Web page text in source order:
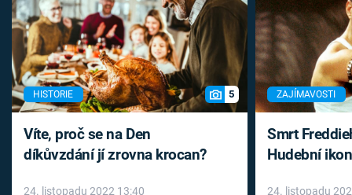
HISTORIE 5
Víte, proč se na Den
díkůvzdání jí zrovna krocan?
24. listopadu 2022 13:40
ZAJÍMAVOSTI
Smrt
Hudební
24. listopadu